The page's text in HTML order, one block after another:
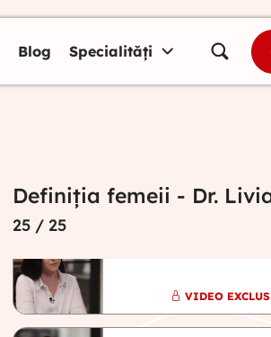
Blog Specialități
Definiția femeii - Dr.
25/ 25
1. Introducere în
menopauză – explicații
Păduraru
VIDEO